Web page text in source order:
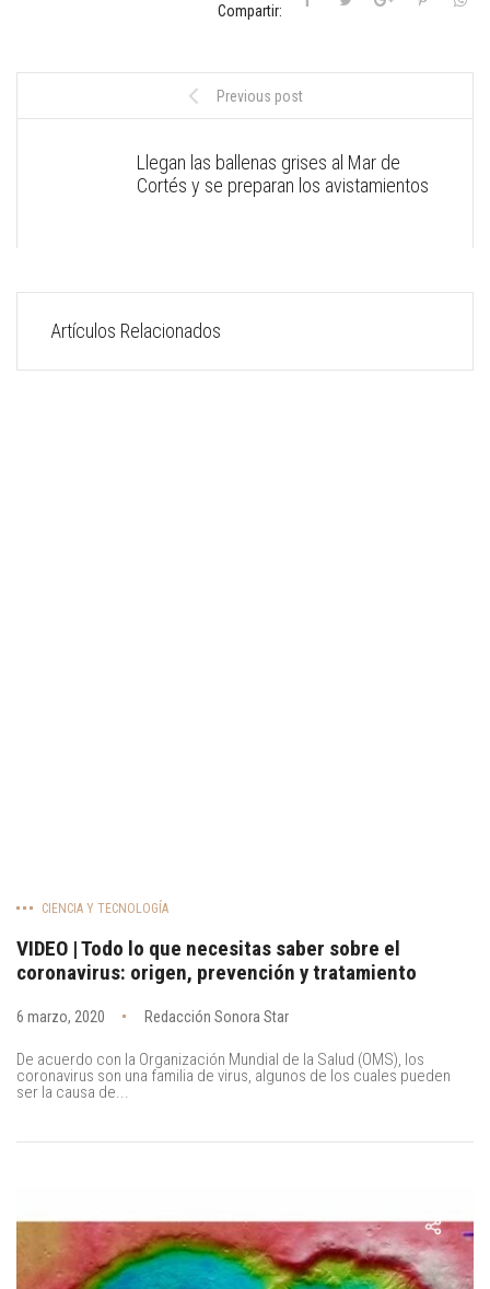
Compartir:
Previous post
Llegan las ballenas grises al Mar de
Cortés y se preparan los avistamientos
Artículos Relacionados
CIENCIA Y TECNOLOGÍA
VIDEO | Todo lo que necesitas saber sobre el
coronavirus: origen, prevención y tratamiento
6 marzo, 2020 Redacción Sonora Star
De acuerdo con la Organización Mundial de la Salud (OMS), los
coronavirus son una familia de virus, algunos de los cuales pueden
ser la causa de...